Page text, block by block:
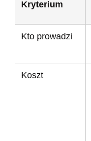
Kryterium
Kto prowadzi
Koszt